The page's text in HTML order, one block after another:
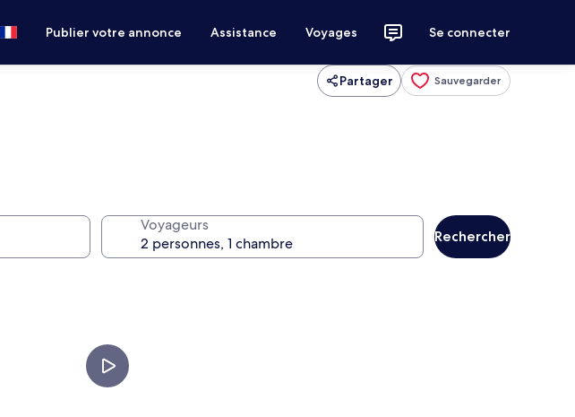
Publier votre annonce Assistance Voyages Se connecter
Partager Sauvegarder
Voyageurs
Rechercher